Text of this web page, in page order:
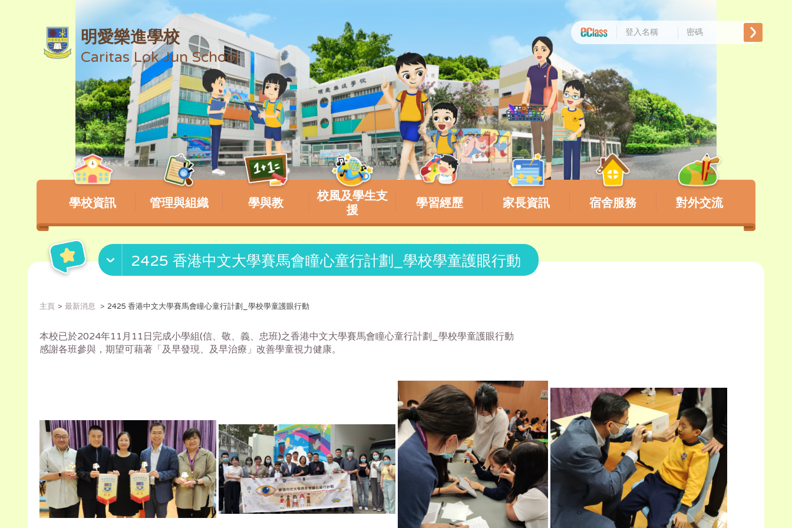
明愛樂進學校
Caritas Lok Jun School
學校資訊 管理與組織 學與教
校風及學生支
援
學習經歷 家長資訊 宿舍服務 對外交流
2425 香港中文大學賽馬會瞳心童行計劃_學校學童護眼行動
主頁 最新消息 2425 香港中文大學賽馬會瞳心童行計劃_學校學童護眼行動
本校已於2024年11月11日完成小學組(信、敬、義、忠班)之香港中文大學賽馬會瞳心童行計劃_學校學童護眼行動
感謝各班參與，期望可藉著「及早發現、及早治療」 改善學童視力健康。